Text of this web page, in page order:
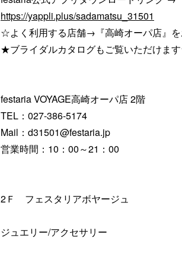
https://yappli.plus/sadamatsu_31501
☆よく利用する店舗→『高崎オーパ店』
★ブライダルカタログもご覧いただけま
festaria VOYAGE高崎オーパ店 2階
TEL：027-386-5174
Mail：d31501@festaria.jp
営業時間：10：00～21：00
2Ｆ フェスタリアボヤージュ
ジュエリー/アクセサリー